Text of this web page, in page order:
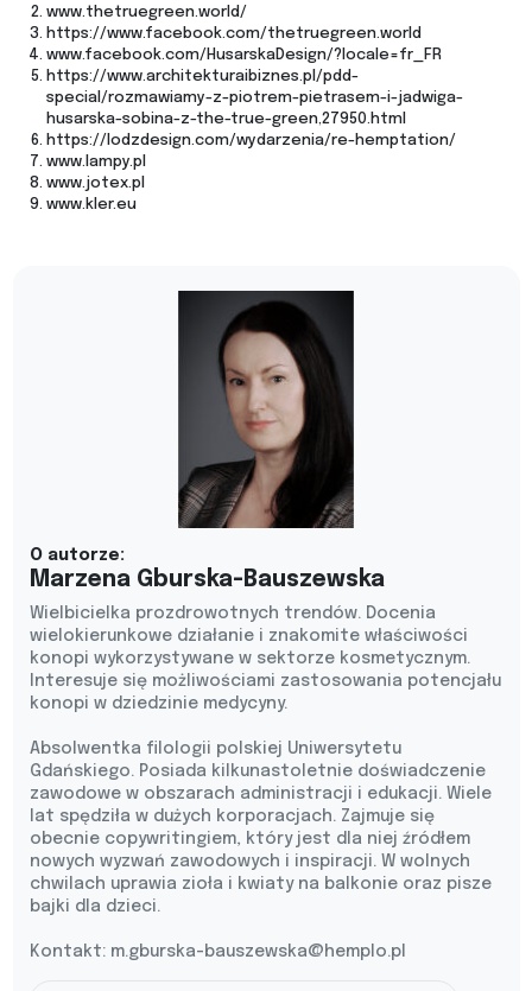
www.thetruegreen.world/
https://www.facebook.com/thetruegreen.world
www.facebook.com/HusarskaDesign/?locale=fr_FR
https://www.architekturaibiznes.pl/pdd-
special/rozmawiamy-z-piotrem-pietrasem-i-jadwiga-
husarska-sobina-z-the-true-green,27950.html
https://lodzdesign.com/wydarzenia/re-hemptation/
www.lampy.pl
www.jotex.pl
www.kler.eu
O autorze:
Marzena Gburska-Bauszewska
Wielbicielka prozdrowotnych trendów. Docenia
wielokierunkowe działanie i znakomite właściwości
konopi wykorzystywane w sektorze kosmetycznym.
Interesuje się możliwościami zastosowania potencjału
konopi w dziedzinie medycyny.
Absolwentka filologii polskiej Uniwersytetu
Gdańskiego. Posiada kilkunastoletnie doświadczenie
zawodowe w obszarach administracji i edukacji. Wiele
lat spędziła w dużych korporacjach. Zajmuje się
obecnie copywritingiem, który jest dla niej źródłem
nowych wyzwań zawodowych i inspiracji. W wolnych
chwilach uprawia zioła i kwiaty na balkonie oraz pisze
bajki dla dzieci.
Kontakt: m.gburska-bauszewska@hemplo.pl